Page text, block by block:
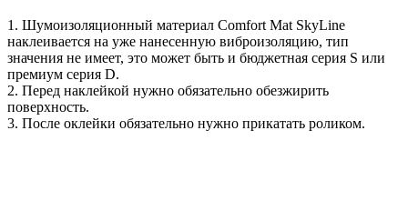
1. Шумоизоляционный материал Comfort Mat SkyLine
наклеивается на уже нанесенную виброизоляцию, тип
значения не имеет, это может быть и бюджетная серия S или
премиум серия D.
2. Перед наклейкой нужно обязательно обезжирить
поверхность.
3. После оклейки обязательно нужно прикатать роликом.